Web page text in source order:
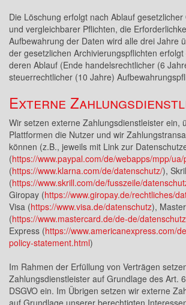
Die Löschung erfolgt nach Ablauf
und vergleichbarer Pflichten, die
Aufbewahrung der Daten wird alle drei Jahre
der gesetzlichen Archivierungspflichten
deren Ablauf (Ende handelsrechtlicher (6
steuerrechtlicher (10 Jahre)
Externe
Wir setzen externe Zahlungsdienstleister ein,
Plattformen die Nutzer und wir
können (z.B., jeweils mit Link zur
(https://www.paypal.com/de/webapps/mpp/
(https://www.klarna.com/de/datenschutz/),
(https://www.skrill.com/de/fusszeile/
Giropay (https://www.giropay.de/rechtliches/
Visa (https://www.visa.de/datenschutz),
(https://www.mastercard.de/de-de/
Express (https://www.americanexpress.com/
policy-statement.html)
Im Rahmen der Erfüllung von Verträgen
Zahlungsdienstleister auf Grundlage des Art.
DSGVO ein. Im Übrigen setzen wir externe